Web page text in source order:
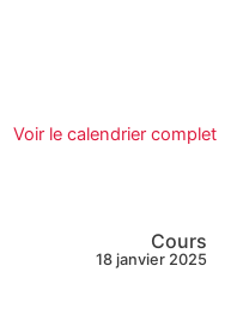
Voir le calendrier complet
Cours
18 janvier 2025